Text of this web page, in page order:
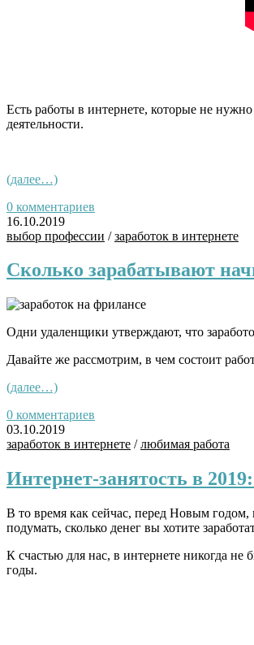
Есть работы в интернете, которые не
деятельности.
(далее…)
0 комментариев
16.10.2019
выбор профессии /заработок в интернете
Сколько зарабатывают
Одни удаленщики утверждают, что
Давайте же рассмотрим, в чем состоит
(далее…)
0 комментариев
03.10.2019
заработок в интернете /любимая работа
Интернет-занятость в
В то время как сейчас, перед Новым годом,
подумать, сколько денег вы хотите
К счастью для нас, в интернете никогда
годы.